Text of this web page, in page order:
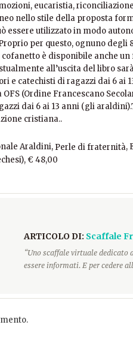
eucaristia,
nello stile della proposta
essere utilizzato in modo
per questo, ognuno degli
cofanetto è disponibile anche
all’uscita del libro
e catechisti di ragazzi dai 6 ai
(Ordine Francescano
dai 6 ai 13 anni (gli
cristiana..
Araldini, Perle di fraternità,
€ 48,00
ARTICOLO DI: Scaffale
“Uno scaffale virtuale dedicato
essere informati. E per cedere